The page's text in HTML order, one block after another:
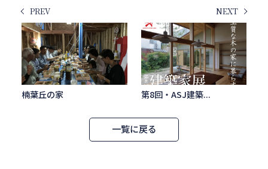
PREV
楠葉丘の家
NEXT
第8回・ASJ建築...
一覧に戻る